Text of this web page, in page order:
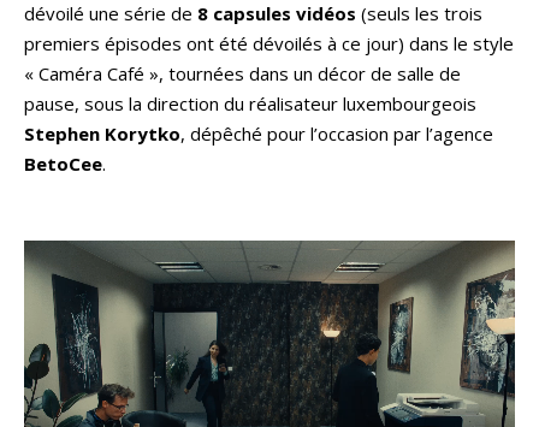
dévoilé une série de 8 capsules vidéos (seuls les trois
premiers épisodes ont été dévoilés à ce jour) dans le style
« Caméra Café », tournées dans un décor de salle de
pause, sous la direction du réalisateur luxembourgeois
Stephen Korytko, dépêché pour l’occasion par l’agence
BetoCee.